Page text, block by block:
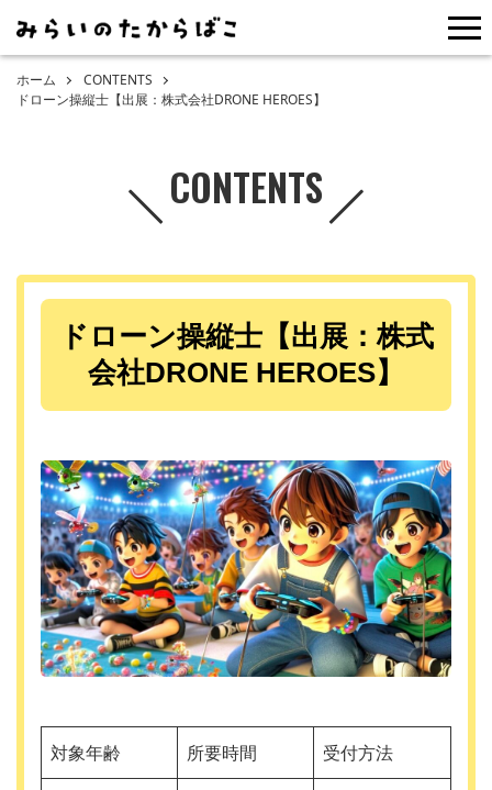
ホーム
CONTENTS
ドローン操縦士【出展：株式会社DRONE HEROES】
CONTENTS
ドローン操縦士【出展：株式
会社DRONE HEROES】
対象年齢 所要時間 受付方法